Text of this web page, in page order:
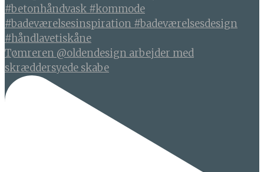
Tømreren @oldendesign arbejder med
skræddersyede skabe